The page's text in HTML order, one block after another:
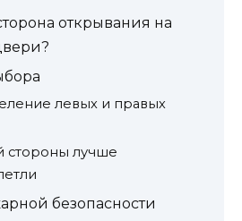
открывания на
левых и правых
стороны лучше
безопасности